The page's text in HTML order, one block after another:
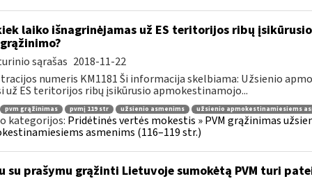
laiko išnagrinėjamas už ES teritorijos ribų
sąrašas 2018-11-22
numeris KM1181 Ši informacija skelbiama: Užsienio
už ES teritorijos ribų įsikūrusio apmokestinamojo...
pvm grąžinimas pvmį 119 str užsienio asmenims užsienio apmokestinamiesiems
kategorijos: Pridėtinės vertės mokestis » PVM grąžinimas
asmenims (116–119 str.)
su prašymu grąžinti Lietuvoje sumokėtą PVM turi